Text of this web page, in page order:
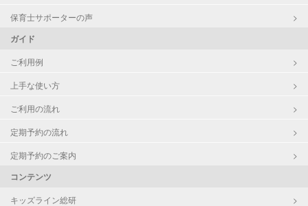
保育士サポーターの声
ガイド
ご利用例
上手な使い方
ご利用の流れ
定期予約の流れ
定期予約のご案内
コンテンツ
キッズライン総研